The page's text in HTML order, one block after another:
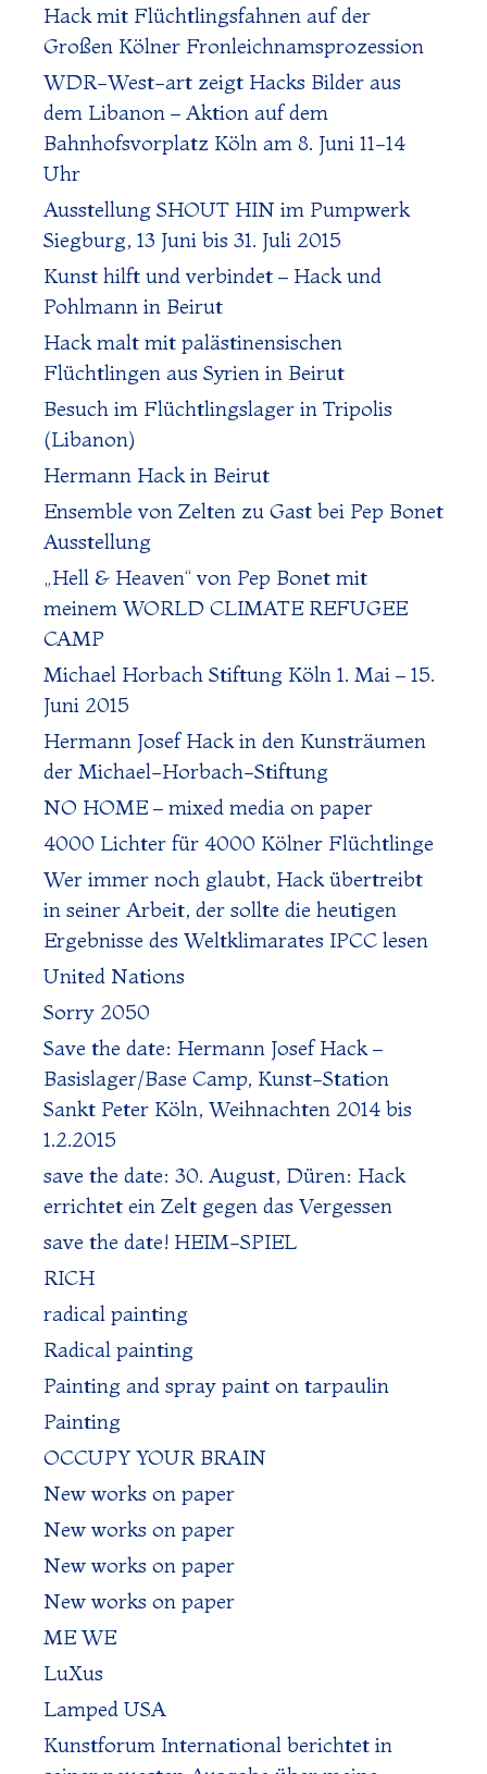
Hack mit Flüchtlingsfahnen auf der
Großen Kölner Fronleichnamsprozession
WDR-West-art zeigt Hacks Bilder aus
dem Libanon – Aktion auf dem
Bahnhofsvorplatz Köln am 8. Juni 11-14
Uhr
Ausstellung SHOUT HIN im Pumpwerk
Siegburg, 13 Juni bis 31. Juli 2015
Kunst hilft und verbindet – Hack und
Pohlmann in Beirut
Hack malt mit palästinensischen
Flüchtlingen aus Syrien in Beirut
Besuch im Flüchtlingslager in Tripolis
(Libanon)
Hermann Hack in Beirut
Ensemble von Zelten zu Gast bei Pep Bonet
Ausstellung
„Hell & Heaven“ von Pep Bonet mit
meinem WORLD CLIMATE REFUGEE
CAMP
Michael Horbach Stiftung Köln 1. Mai – 15.
Juni 2015
Hermann Josef Hack in den Kunsträumen
der Michael-Horbach-Stiftung
NO HOME – mixed media on paper
4000 Lichter für 4000 Kölner Flüchtlinge
Wer immer noch glaubt, Hack übertreibt
in seiner Arbeit, der sollte die heutigen
Ergebnisse des Weltklimarates IPCC lesen
United Nations
Sorry 2050
Save the date: Hermann Josef Hack –
Basislager/Base Camp, Kunst-Station
Sankt Peter Köln, Weihnachten 2014 bis
1.2.2015
save the date: 30. August, Düren: Hack
errichtet ein Zelt gegen das Vergessen
save the date! HEIM-SPIEL
RICH
radical painting
Radical painting
Painting and spray paint on tarpaulin
Painting
OCCUPY YOUR BRAIN
New works on paper
New works on paper
New works on paper
New works on paper
ME WE
LuXus
Lamped USA
Kunstforum International berichtet in